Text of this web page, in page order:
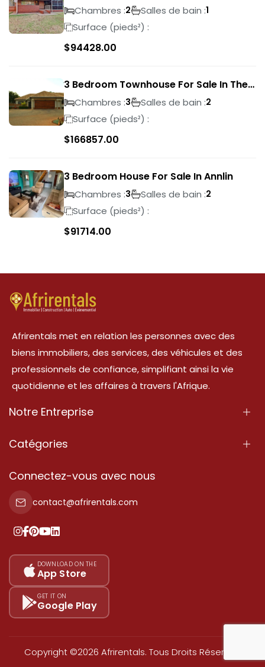
ParkChambres :2 Salles de bain :1
Surface (pieds²) :
$94428.00
3 Bedroom Townhouse For Sale In The
WildsChambres :3 Salles de bain :2
Surface (pieds²) :
$166857.00
3 Bedroom House For Sale In Annlin
Chambres :3 Salles de bain :2
Surface (pieds²) :
$91714.00
Afrirentals met en relation les personnes avec des
biens immobiliers, des services, des véhicules et des
professionnels de confiance, simplifiant ainsi la vie
quotidienne et les affaires à travers l'Afrique.
Notre Entreprise
À Propos
Conditions d'Utilisation
Politique de Confidentialité
Nos tarifs
Plan du site
Catégories
Propriété
Propriété à vendre
Propriété à louer
Ajoutez votre témoignage
Connectez-vous avec nous
contact@afrirentals.com
DOWNLOAD ON THE
App Store
GET IT ON
Google Play
Copyright ©2026 Afrirentals. Tous Droits Réservés.